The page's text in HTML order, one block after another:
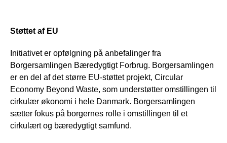
Støttet af EU
Initiativet er opfølgning på anbefalinger fra
Borgersamlingen Bæredygtigt Forbrug. Borgersamlingen
er en del af det større EU-støttet projekt, Circular
Economy Beyond Waste, som understøtter omstillingen til
cirkulær økonomi i hele Danmark. Borgersamlingen
sætter fokus på borgernes rolle i omstillingen til et
cirkulært og bæredygtigt samfund.